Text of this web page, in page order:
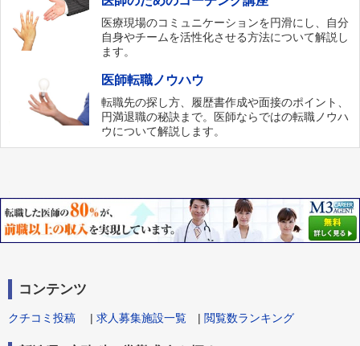
医療現場のコミュニケーションを円滑にし、自分
自身やチームを活性化させる方法について解説し
ます。
医師転職ノウハウ
転職先の探し方、履歴書作成や面接のポイント、
円満退職の秘訣まで。医師ならではの転職ノウハ
ウについて解説します。
コンテンツ
クチコミ投稿 | 求人募集施設一覧 | 閲覧数ランキング